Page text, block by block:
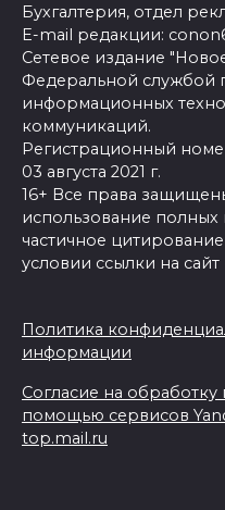
Бухгалтерия, отдел
E-mail редакции:
Сетевое издание
Федеральной службой
информационных
коммуникаций.
Регистрационный
03 августа 2021 г.
16+ Все права
использование
частичное
условии ссылки на
Политика
информации
Согласие на
помощью сервисов
top.mail.ru